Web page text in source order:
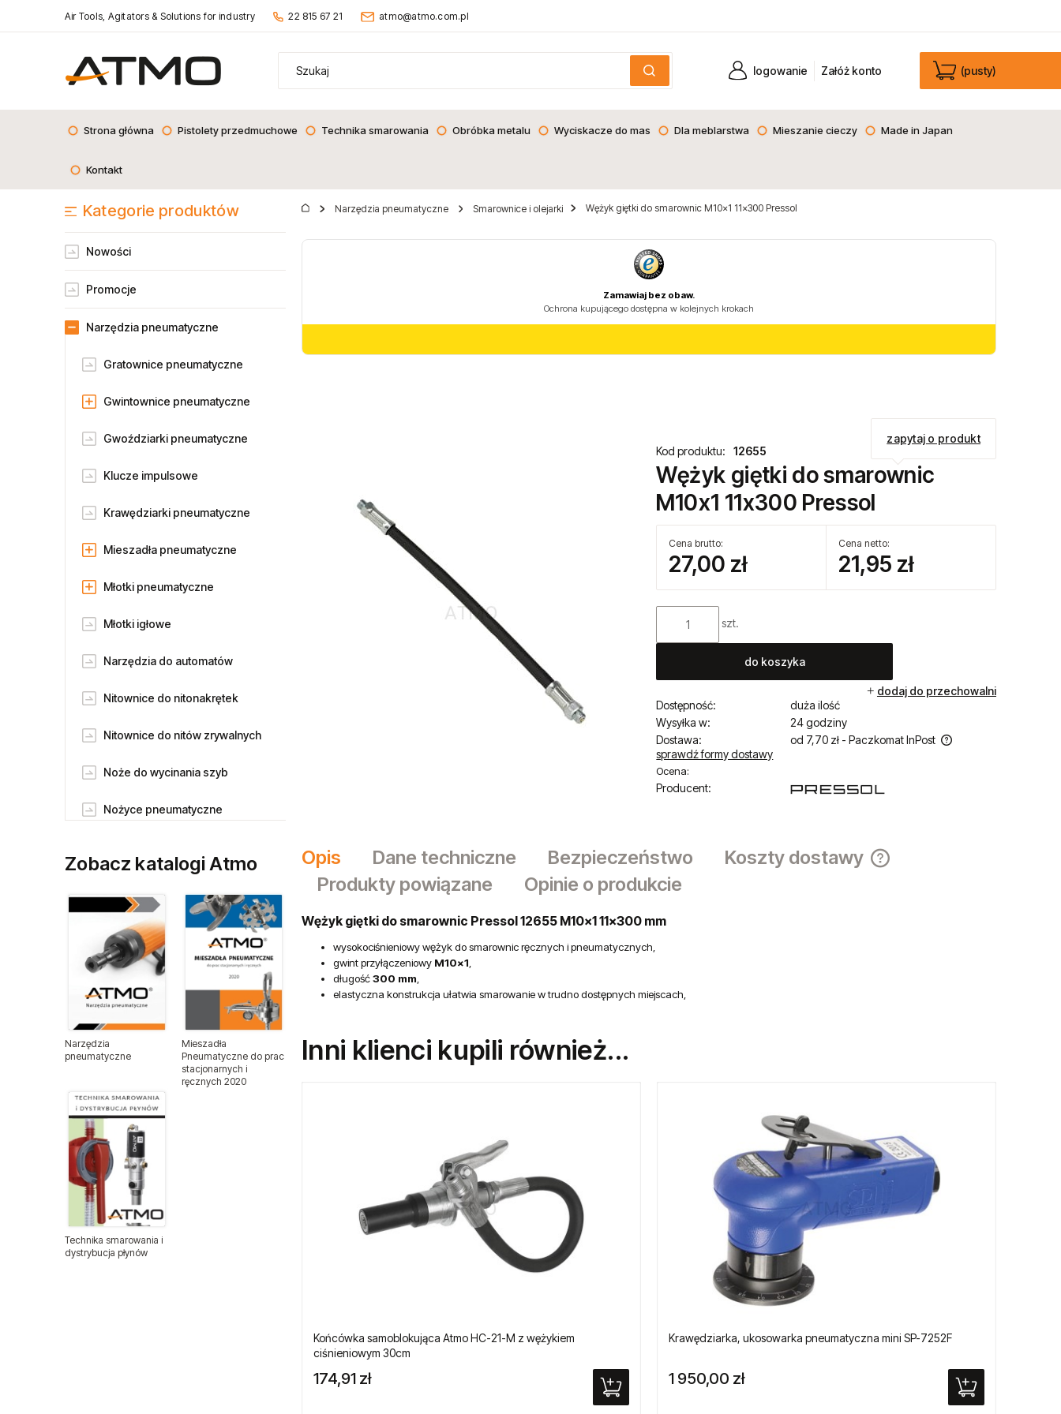
Air Tools, Agitators & Solutions for industry 22 815 67 21 atmo@atmo.com.pl
(pusty)
Załóż konto
logowanie
Strona główna Pistolety przedmuchowe Technika smarowania Obróbka metalu Wyciskacze do mas Dla meblarstwa Mieszanie cieczy Made in Japan
Kontakt
Kategorie produktów
Narzędzia pneumatyczne
Gratownice pneumatyczne
Gwintownice pneumatyczne
Gwoździarki pneumatyczne
Klucze impulsowe
Krawędziarki pneumatyczne
Mieszadła pneumatyczne
Młotki pneumatyczne
Młotki igłowe
Narzędzia do automatów
Nitownice do nitonakrętek
Nitownice do nitów zrywalnych
Noże do wycinania szyb
Nożyce pneumatyczne
Pilnikarki pneumatyczne
Pneumatyczne klucze udarowe
Pneumatyczne klucze
zapadkowe
Pneumatyczne pisaki grawerskie
Pistolety lakiernicze
Pistolety lakiernicze BenBow
Pistolety natryskowe
Pistolety do pompowania kół
Pistolety do przedmuchiwania
Nowości
Promocje
Zobacz katalogi Atmo
Narzędzia
pneumatyczne
Mieszadła
Pneumatyczne do prac
stacjonarnych i
ręcznych 2020
Technika smarowania i
dystrybucja płynów
Narzędzia pneumatyczne Smarownice i olejarki Wężyk giętki do smarownic M10x1 11x300 Pressol
Wężyk giętki do smarownic
M10x1 11x300 Pressol
Cena brutto:
27,00 zł
Cena netto:
21,95 zł
szt.
do koszyka
dodaj do przechowalni
Dostępność:
duża ilość
Wysyłka w:
24 godziny
Dostawa:
od 7,70 zł - Paczkomat InPost
sprawdź formy dostawy
Ocena:
Producent:
Kod produktu: 12655
zapytaj o produkt
Opis Dane techniczne Bezpieczeństwo Koszty dostawy
Produkty powiązane Opinie o produkcie
Wężyk giętki do smarownic Pressol 12655 M10×1 11×300 mm
wysokociśnieniowy wężyk do smarownic ręcznych i pneumatycznych,
gwint przyłączeniowy M10×1
długość300 mm
elastyczna konstrukcja ułatwia smarowanie w trudno dostępnych miejscach,
Inni klienci kupili również...
Końcówka samoblokująca Atmo HC-21-M z wężykiem
ciśnieniowym 30cm
174,91 zł
Krawędziarka, ukosowarka pneumatyczna mini SP-7252F
1 950,00 zł